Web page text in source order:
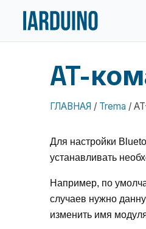
AT-
ГЛАВНАЯ / Trema /
Для настройки
устанавливать
Например, по
случаев нужно
изменить имя